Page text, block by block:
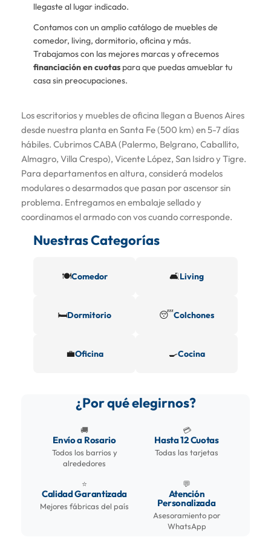
llegaste al lugar indicado.
Contamos con un amplio catálogo de muebles de
comedor, living, dormitorio, oficina y más.
Trabajamos con las mejores marcas y ofrecemos
financiación en cuotas para que puedas amueblar tu
casa sin preocupaciones.
Los escritorios y muebles de oficina llegan a Buenos Aires
desde nuestra planta en Santa Fe (500 km) en 5-7 días
hábiles. Cubrimos CABA (Palermo, Belgrano, Caballito,
Almagro, Villa Crespo), Vicente López, San Isidro y Tigre.
Para departamentos en altura, considerá modelos
modulares o desarmados que pasan por ascensor sin
problema. Entregamos en embalaje sellado y
coordinamos el armado con vos cuando corresponde.
Nuestras Categorías
🍽️Comedor 🛋️Living
🛏️Dormitorio 😴Colchones
💼Oficina 🍳Cocina
¿Por qué elegirnos?
🚚
Envío a Rosario
Todos los barrios y
alrededores
💳
Hasta 12 Cuotas
Todas las tarjetas
⭐
Calidad Garantizada
Mejores fábricas del país
💬
Atención
Personalizada
Asesoramiento por
WhatsApp